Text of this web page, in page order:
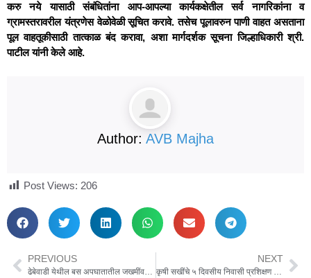
करु नये यासाठी संबंधितांना आप-आपल्या कार्यकक्षेतील सर्व नागरिकांना व
ग्रामस्तरावरील यंत्रणेस वेळोवेळी सूचित करावे. तसेच पूलावरुन पाणी वाहत असताना
पूल वाहतूकीसाठी तात्काळ बंद करावा, अशा मार्गदर्शक सूचना जिल्हाधिकारी श्री.
पाटील यांनी केले आहे.
Author: AVB Majha
Post Views: 206
PREVIOUS
ढेबेवाडी येथील बस अपघातातील जखमींवर पालकमंत्री शंभूराज देसाई यांच्या निर्देशानुसार तात्काळ उपचार
NEXT
कृषी सखींचे ५ दिवसीय निवासी प्रशिक्षण कार्यक्रमास सुरुवात